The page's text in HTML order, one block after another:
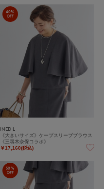
40%
OFF
INED L
《大きいサイズ》ケープスリーブブラウス
《三尋木奈保コラボ》
￥17,160(税込)
50%
OFF